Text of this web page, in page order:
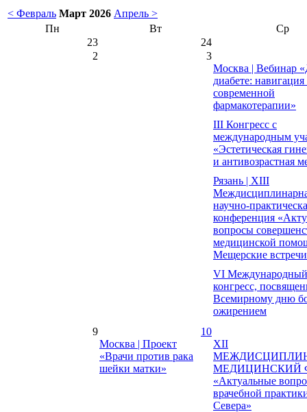
< Февраль Март 2026 Апрель >
Пн
Вт
Ср
23
24
2
3
Москва | Вебинар
диабете:
современной
фармакотерапии»
III Конгресс с
международным
«Эстетическая
и антивозрастная
Рязань | XIII
научно-
конференция
вопросы
медицинской
Мещерские
VI Международный
конгресс,
Всемирному дню
ожирением
9
10
Москва | Проект
«Врачи против рака
шейки матки»
XII
МЕДИЦИНСКИЙ
«Актуальные
врачебной
Севера»